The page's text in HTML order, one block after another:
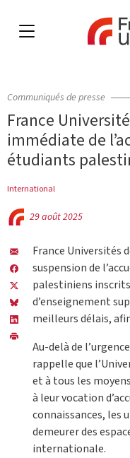
Communiqués de presse
France
immédiate de
étudiants
International
29 août 2025
France Universités
suspension de
palestiniens
d’enseignement
meilleurs délais,
Au-delà de
rappelle que
et à tous les
à leur vocation
connaissances, les
demeurer des
internationale.